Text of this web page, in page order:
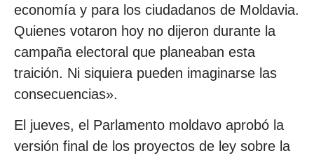
economía y para los ciudadanos de Moldavia.
Quienes votaron hoy no dijeron durante la
campaña electoral que planeaban esta
traición. Ni siquiera pueden imaginarse las
consecuencias».
El jueves, el Parlamento moldavo aprobó la
versión final de los proyectos de ley sobre la